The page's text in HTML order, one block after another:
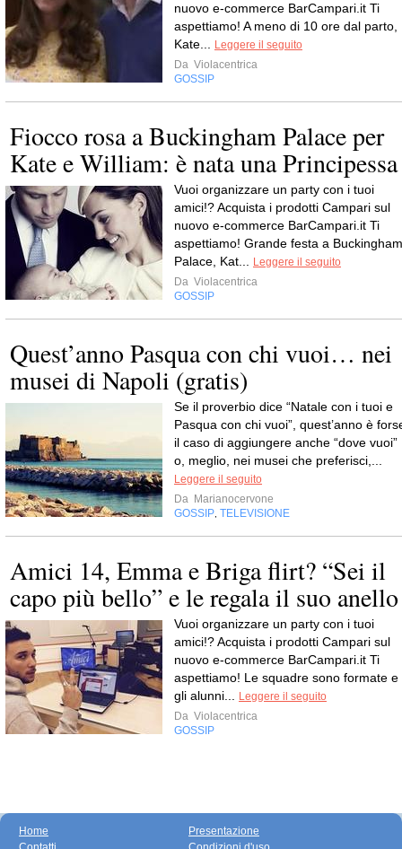
nuovo e-commerce BarCampari.it Ti
aspettiamo! A meno di 10 ore dal parto,
Kate...
Leggere il seguito
Da Violacentrica
GOSSIP
Fiocco rosa a Buckingham Palace per
Kate e William: è nata una Principessa
Vuoi organizzare un party con i tuoi
amici!? Acquista i prodotti Campari sul
nuovo e-commerce BarCampari.it Ti
aspettiamo! Grande festa a Buckingham
Palace, Kat...
Leggere il seguito
Da Violacentrica
GOSSIP
Quest’anno Pasqua con chi vuoi… nei
musei di Napoli (gratis)
Se il proverbio dice “Natale con i tuoi e
Pasqua con chi vuoi”, quest’anno è
il caso di aggiungere anche “dove vuoi”
o, meglio, nei musei che preferisci,...
Leggere il seguito
Da Marianocervone
GOSSIP TELEVISIONE
Amici 14, Emma e Briga flirt? “Sei il
capo più bello” e le regala il suo anello
Vuoi organizzare un party con i tuoi
amici!? Acquista i prodotti Campari sul
nuovo e-commerce BarCampari.it Ti
aspettiamo! Le squadre sono formate e
gli alunni...
Leggere il seguito
Da Violacentrica
GOSSIP
Home
Presentazione